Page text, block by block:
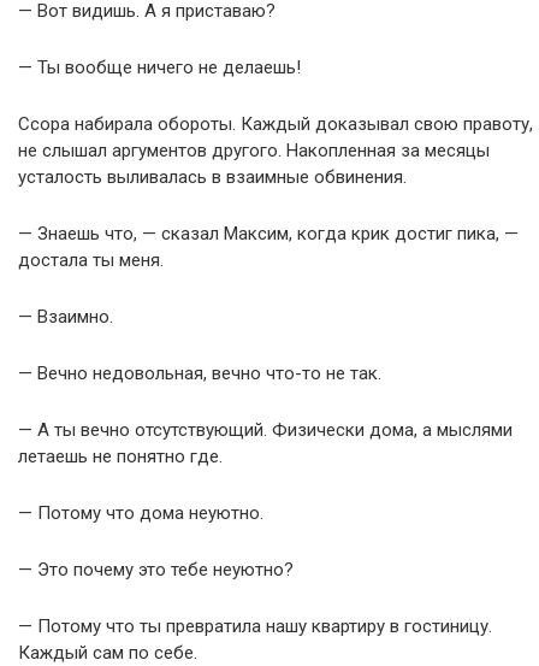
— Вот видишь. А я приставаю?
— Ты вообще ничего не делаешь!
Ссора набирала обороты. Каждый доказывал свою правоту,
не слышал аргументов другого. Накопленная за месяцы
усталость выливалась в взаимные обвинения.
— Знаешь что, — сказал Максим, когда крик достиг пика, —
достала ты меня.
— Взаимно.
— Вечно недовольная, вечно что-то не так.
— А ты вечно отсутствующий. Физически дома, а мыслями
летаешь не понятно где.
— Потому что дома неуютно.
— Это почему это тебе неуютно?
— Потому что ты превратила нашу квартиру в гостиницу.
Каждый сам по себе.